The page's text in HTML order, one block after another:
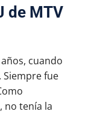
de MTV
años, cuando
Siempre fue
no tenía la